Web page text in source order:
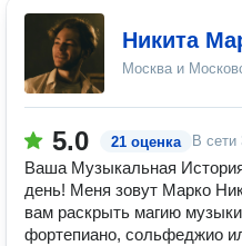
Никита
Москва и
5.0 21 оценка В сети
Ваша Музыкальная
день! Меня зовут Марко
вам раскрыть магию
фортепиано, сольфеджио